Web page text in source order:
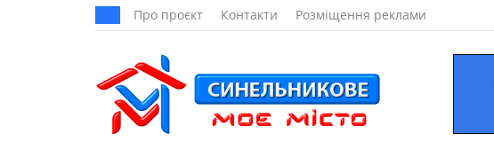
Про проєкт Контакти Розміщення реклами